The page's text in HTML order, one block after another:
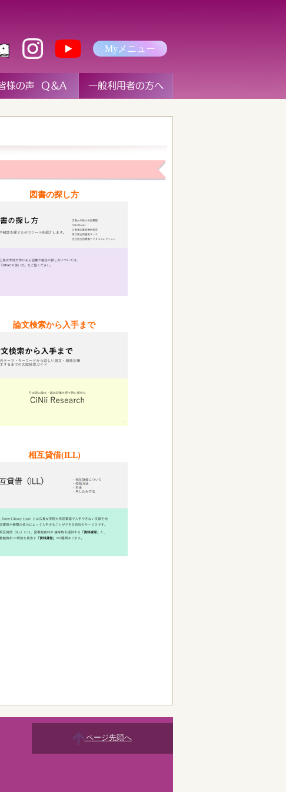
Myメニュー
図書の探し方
論文検索から入手まで
相互貸借(ILL)
ページ先頭へ